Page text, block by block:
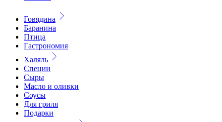
Говядина
Баранина
Птица
Гастрономия
Халяль
Специи
Сыры
Масло и оливки
Соусы
Для гриля
Подарки